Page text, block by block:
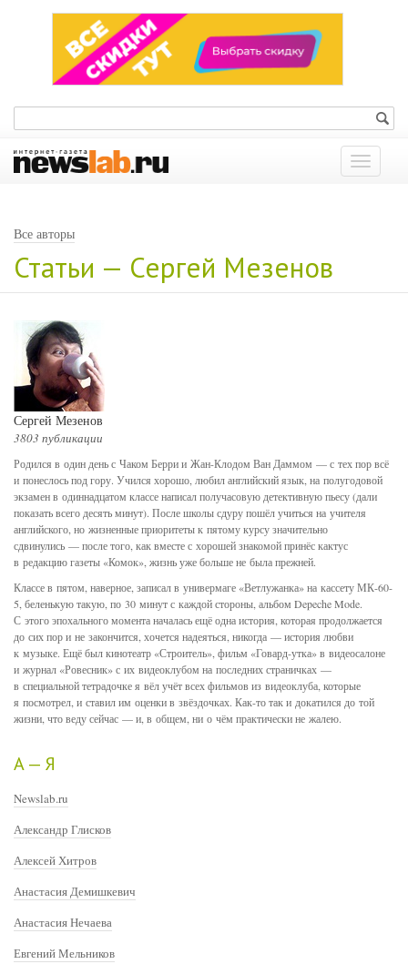
Показать
меню
Все авторы
Статьи — Сергей Мезенов
Сергей Мезенов
3803 публикации
Родился в один день с Чаком Берри и Жан-Клодом Ван Даммом — с тех пор всё
и понеслось под гору. Учился хорошо, любил английский язык, на полугодовой
экзамен в одиннадцатом классе написал получасовую детективную пьесу (дали
показать всего десять минут). После школы сдуру пошёл учиться на учителя
английского, но жизненные приоритеты к пятому курсу значительно
сдвинулись — после того, как вместе с хорошей знакомой принёс кактус
в редакцию газеты «Комок», жизнь уже больше не была прежней.
Классе в пятом, наверное, записал в универмаге «Ветлужанка» на кассету МК-60-
5, беленькую такую, по 30 минут с каждой стороны, альбом Depeche Mode.
С этого эпохального момента началась ещё одна история, которая продолжается
до сих пор и не закончится, хочется надеяться, никогда — история любви
к музыке. Ещё был кинотеатр «Строитель», фильм «Говард-утка» в видеосалоне
и журнал «Ровесник» с их видеоклубом на последних страничках —
в специальной тетрадочке я вёл учёт всех фильмов из видеоклуба, которые
я посмотрел, и ставил им оценки в звёздочках. Как-то так и докатился до той
жизни, что веду сейчас — и, в общем, ни о чём практически не жалею.
А — Я
Newslab.ru
Александр Глисков
Алексей Хитров
Анастасия Демишкевич
Анастасия Нечаева
Евгений Мельников